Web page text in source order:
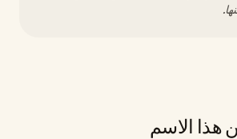
هذا الاسم